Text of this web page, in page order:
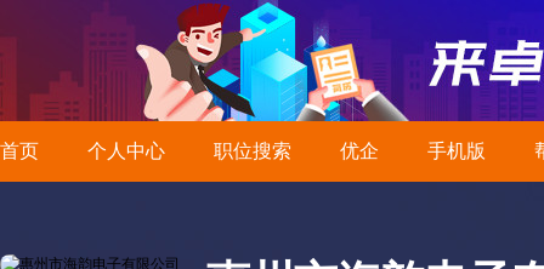
首页 个人中心 职位搜索 优企 手机版